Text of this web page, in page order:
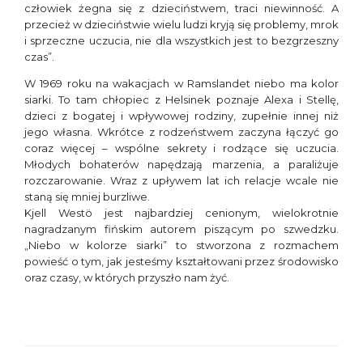
człowiek żegna się z dzieciństwem, traci niewinność. A
przecież w dzieciństwie wielu ludzi kryją się problemy, mrok
i sprzeczne uczucia, nie dla wszystkich jest to bezgrzeszny
czas”.
W 1969 roku na wakacjach w Ramslandet niebo ma kolor
siarki. To tam chłopiec z Helsinek poznaje Alexa i Stellę,
dzieci z bogatej i wpływowej rodziny, zupełnie innej niż
jego własna. Wkrótce z rodzeństwem zaczyna łączyć go
coraz więcej – wspólne sekrety i rodzące się uczucia.
Młodych bohaterów napędzają marzenia, a paraliżuje
rozczarowanie. Wraz z upływem lat ich relacje wcale nie
staną się mniej burzliwe.
Kjell Westö jest najbardziej cenionym, wielokrotnie
nagradzanym fińskim autorem piszącym po szwedzku.
„Niebo w kolorze siarki” to stworzona z rozmachem
powieść o tym, jak jesteśmy kształtowani przez środowisko
oraz czasy, w których przyszło nam żyć.